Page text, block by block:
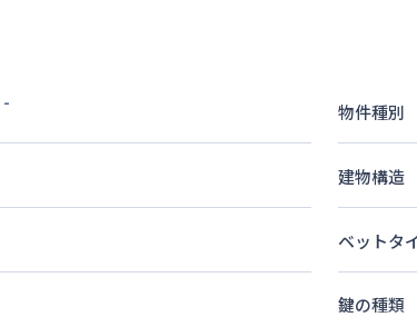
- 物件種別
建物構造
ベットタ
鍵の種類